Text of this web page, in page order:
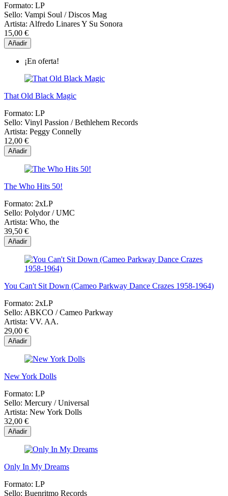
Formato: LP
Sello: Vampi Soul / Discos Mag
Artista: Alfredo Linares Y Su Sonora
15,00 €
Añadir
¡En oferta!
That Old Black Magic
Formato: LP
Sello: Vinyl Passion / Bethlehem Records
Artista: Peggy Connelly
12,00 €
Añadir
The Who Hits 50!
Formato: 2xLP
Sello: Polydor ‎/ UMC
Artista: Who, the
39,50 €
Añadir
You Can't Sit Down (Cameo Parkway Dance Crazes 1958-1964)
Formato: 2xLP
Sello: ABKCO / Cameo Parkway
Artista: VV. AA.
29,00 €
Añadir
New York Dolls
Formato: LP
Sello: Mercury / Universal
Artista: New York Dolls
32,00 €
Añadir
Only In My Dreams
Formato: LP
Sello: Buenritmo Records